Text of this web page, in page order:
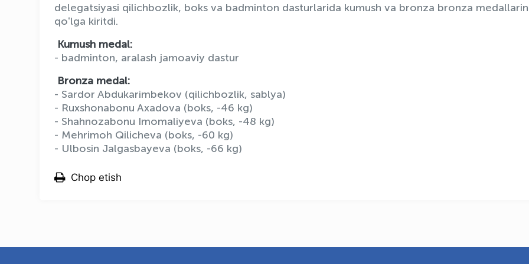
delegatsiyasi qilichbozlik, boks va badminton dasturlarida kumush va bronza bronza
qoʻlga kiritdi.
Kumush medal:
- badminton, aralash jamoaviy dastur
Bronza medal:
- Sardor Abdukarimbekov (qilichbozlik, sablya)
- Ruxshonabonu Axadova (boks, -46 kg)
- Shahnozabonu Imomaliyeva (boks, -48 kg)
- Mehrimoh Qilicheva (boks, -60 kg)
- Ulbosin Jalgasbayeva (boks, -66 kg)
Chop etish